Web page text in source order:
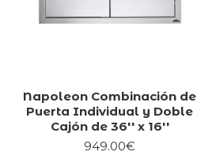
Napoleon Combinación de
Puerta Individual y Doble
Cajón de 36'' x 16''
949.00€